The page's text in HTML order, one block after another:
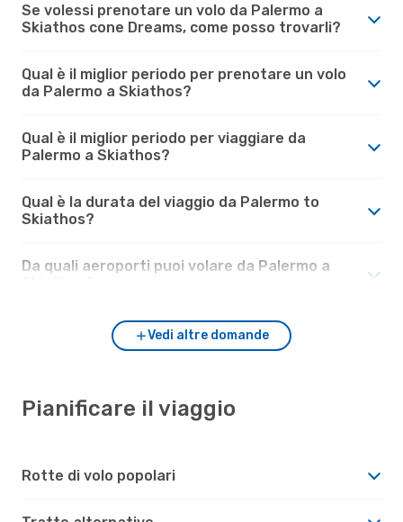
Se volessi prenotare un volo da Palermo a
Skiathos cone Dreams, come posso trovarli?
Qual è il miglior periodo per prenotare un volo
da Palermo a Skiathos?
Qual è il miglior periodo per viaggiare da
Palermo a Skiathos?
Qual è la durata del viaggio da Palermo to
Skiathos?
Da quali aeroporti puoi volare da Palermo a
Vedi altre domande
Pianificare il viaggio
Rotte di volo popolari